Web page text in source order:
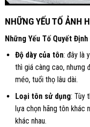
NHỮNG YẾU TỐ ẢNH
Những Yếu Tố Quyết
Độ dày của tôn: đây là
thì giá càng cao, nhưng
méo, tuổi thọ lâu dài.
Loại tôn sử dụng: Tùy
lựa chọn hãng tôn khác
khác nhau.